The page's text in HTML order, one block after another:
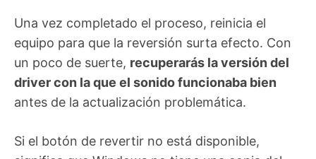
Una vez completado el proceso, reinicia el
equipo para que la reversión surta efecto. Con
un poco de suerte, recuperarás la versión del
driver con la que el sonido funcionaba bien
antes de la actualización problemática.
Si el botón de revertir no está disponible,